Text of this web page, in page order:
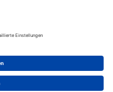
|
|